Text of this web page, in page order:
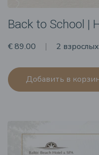
Back to School |
€ 89.00 2
Добавить в